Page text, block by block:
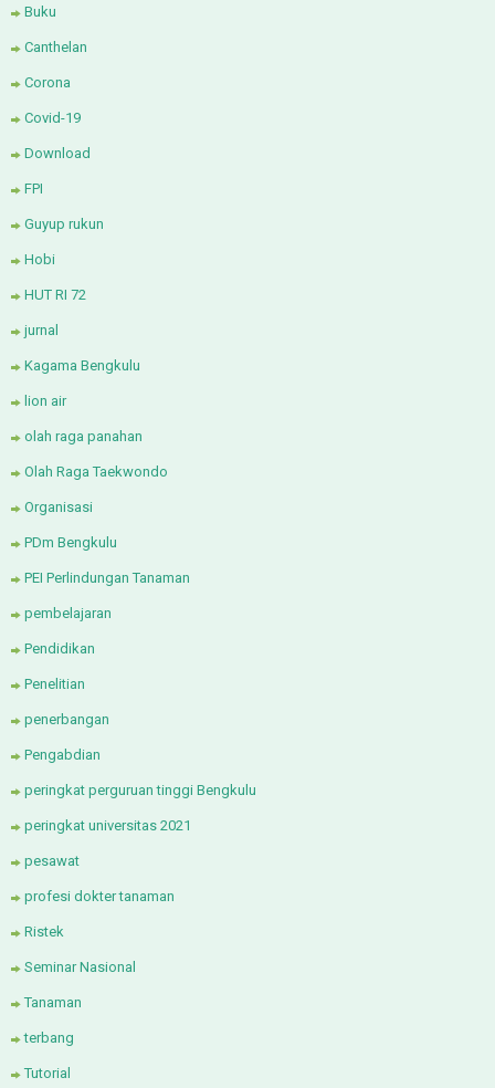
Buku
Canthelan
Corona
Covid-19
Download
FPI
Guyup rukun
Hobi
HUT RI 72
jurnal
Kagama Bengkulu
lion air
olah raga panahan
Olah Raga Taekwondo
Organisasi
PDm Bengkulu
PEI Perlindungan Tanaman
pembelajaran
Pendidikan
Penelitian
penerbangan
Pengabdian
peringkat perguruan tinggi Bengkulu
peringkat universitas 2021
pesawat
profesi dokter tanaman
Ristek
Seminar Nasional
Tanaman
terbang
Tutorial